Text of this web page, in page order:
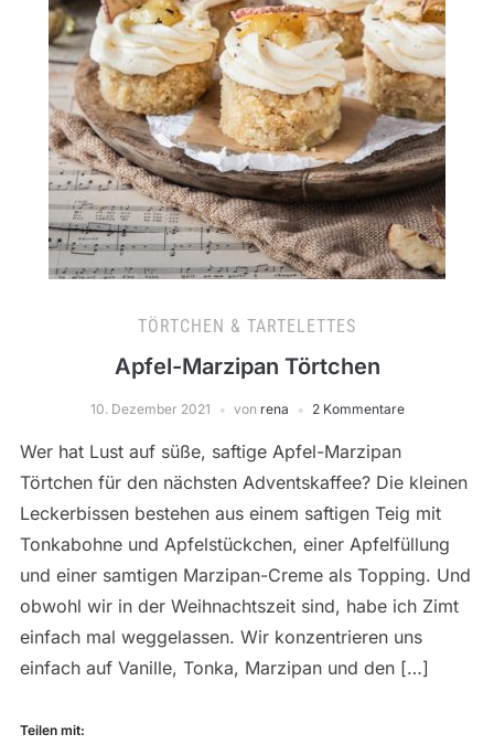
TÖRTCHEN & TARTELETTES
Apfel-Marzipan Törtchen
10. Dezember 2021 von rena 2 Kommentare
Wer hat Lust auf süße, saftige Apfel-Marzipan
Törtchen für den nächsten Adventskaffee? Die kleinen
Leckerbissen bestehen aus einem saftigen Teig mit
Tonkabohne und Apfelstückchen, einer Apfelfüllung
und einer samtigen Marzipan-Creme als Topping. Und
obwohl wir in der Weihnachtszeit sind, habe ich Zimt
einfach mal weggelassen. Wir konzentrieren uns
einfach auf Vanille, Tonka, Marzipan und den […]
Teilen mit: